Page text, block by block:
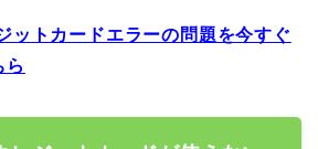
ットカードエラーの問題を今すぐ
ら